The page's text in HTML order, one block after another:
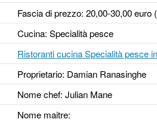
Fascia di prezzo: 20,00-30,00 euro
Cucina: Specialità pesce
Ristoranti cucina Specialità pesce
Proprietario: Damian Ranasinghe
Nome chef: Julian Mane
Nome maitre: